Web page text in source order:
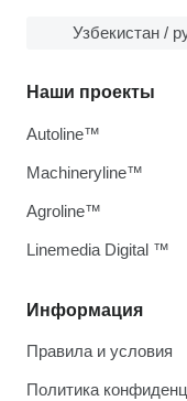
Узбекистан /
Информация
Правила и условия
Политика
Наши проекты
Autoline™
Machineryline™
Agroline™
Linemedia Digital ™